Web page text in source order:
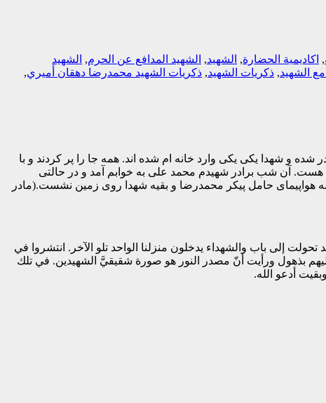
, اكاديمية الحضارة, الشهيد, الشهيد المدافع عن الحرم, الشهيد
الشهيد, ذکريات الشهيد, ذکريات الشهيد محمدرضا دهقان أميري,
و شهدا یکی یکی وارد خانه ام شده اند. همه جا را پر کردند و با
هست. آن شب برادر شهیدم محمد علی به خوابم آمد و در حالتی
حامل پیکر محمدرضا و بقیه شهدا روی زمین نشست.(مادر
إلى باب والشهداء يدخلون منزلنا الواحد تلو الآخر. انتشروا في
بذهول ورأيت أنّ مصدر النور هو صورة شقيقيَّ الشهيدين. في تلك
أدعو الله.